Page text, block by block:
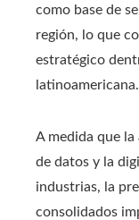
como base de
región, lo que
estratégico
latinoamericana.
A medida que
de datos y la
industrias, la
consolidados